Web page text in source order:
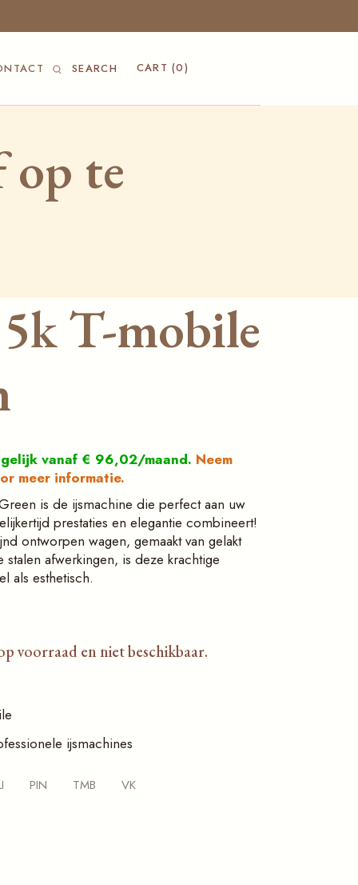
SEARCH CART (0)
op te
T-mobile
vanaf € 96,02/maand. Neem
meer informatie.
is de ijsmachine die perfect aan uw
prestaties en elegantie combineert!
ontworpen wagen, gemaakt van gelakt
stalen afwerkingen, is deze krachtige
als esthetisch.
voorraad en niet beschikbaar.
ijsmachines
PIN TMB VK